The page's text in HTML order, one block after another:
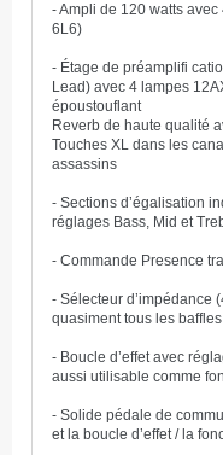
- Ampli de 120 watts
6L6)
- Étage de préamplifi
Lead) avec 4 lampes
époustouflant
Reverb de haute qualité
Touches XL dans les
assassins
- Sections d’égalisation
réglages Bass, Mid et
- Commande Presence
- Sélecteur d’impédance
quasiment tous les baffles
- Boucle d’effet avec
aussi utilisable comme
- Solide pédale de
et la boucle d’effet / la